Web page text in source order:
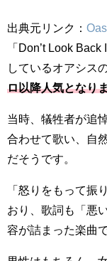
出典元リンク：
「Don’t Look
しているオアシス
ロ以降人気となり
当時、犠牲者が追
合わせて歌い、自
だそうです。
「怒りをもって振
おり、歌詞も「悪
容が詰まった楽曲で